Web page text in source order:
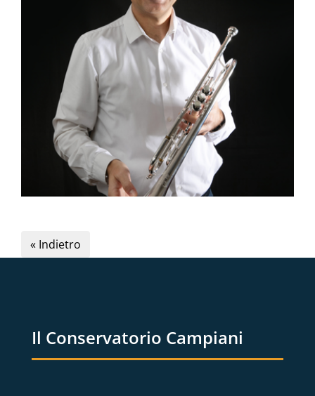
« Indietro
Il Conservatorio Campiani